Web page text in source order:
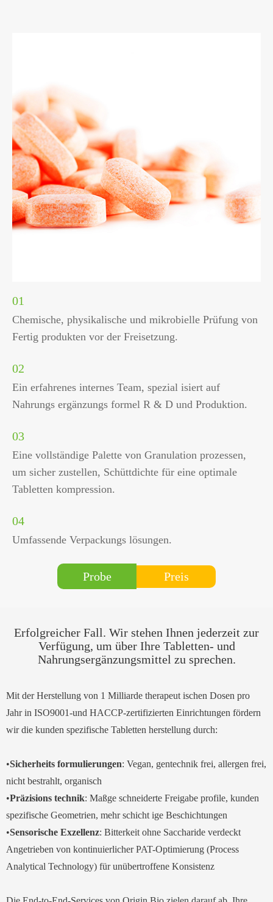
01
Chemische, physikalische und mikrobielle Prüfung von
Fertig produkten vor der Freisetzung.
02
Ein erfahrenes internes Team, spezial isiert auf
Nahrungs ergänzungs formel R & D und Produktion.
03
Eine vollständige Palette von Granulation prozessen,
um sicher zustellen, Schüttdichte für eine optimale
Tabletten kompression.
04
Umfassende Verpackungs lösungen.
Probe Preis
Erfolgreicher Fall. Wir stehen Ihnen jederzeit zur
Verfügung, um über Ihre Tabletten- und
Nahrungsergänzungsmittel zu sprechen.
Mit der Herstellung von 1 Milliarde therapeut ischen Dosen pro
Jahr in ISO9001-und HACCP-zertifizierten Einrichtungen fördern
wir die kunden spezifische Tabletten herstellung durch:
•Sicherheits formulierungen: Vegan, gentechnik frei, allergen frei,
nicht bestrahlt, organisch
•Präzisions technik: Maßge schneiderte Freigabe profile, kunden
spezifische Geometrien, mehr schicht ige Beschichtungen
•Sensorische Exzellenz: Bitterkeit ohne Saccharide verdeckt
Angetrieben von kontinuierlicher PAT-Optimierung (Process
Analytical Technology) für unübertroffene Konsistenz